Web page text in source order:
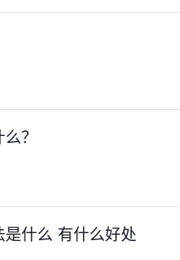
？
什么 有什么好处